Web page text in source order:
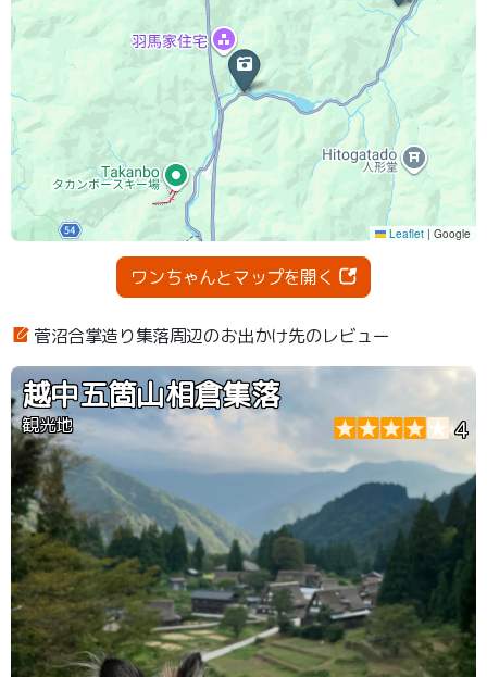
ワンちゃんとマップを開く
菅沼合掌造り集落周辺のお出かけ先のレビュー
越中五箇山相倉集落
観光地 4